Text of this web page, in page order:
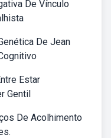
De Vínculo
De Jean
Estar
Gentil
De Acolhimento